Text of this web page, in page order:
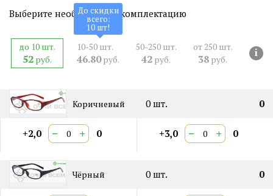
Ширина переносицы:15 мм
Страна происхождения:
Китай
ZP0010
СЕРТИФИКАТ:
РОСС CN.HE06.H06668
Двойная перекладина:Нет
Выберите необходимую комплектацию
до 10 шт.
52 руб.
10-50 шт.
46.80руб.
До скидки
всего:
10 шт!
50-250 шт.
42 руб.
от 250 шт.
38 руб.
i
Коричневый 0шт. 0
+2,0 − + 0 +3,0 − + 0
Чёрный 0шт. 0